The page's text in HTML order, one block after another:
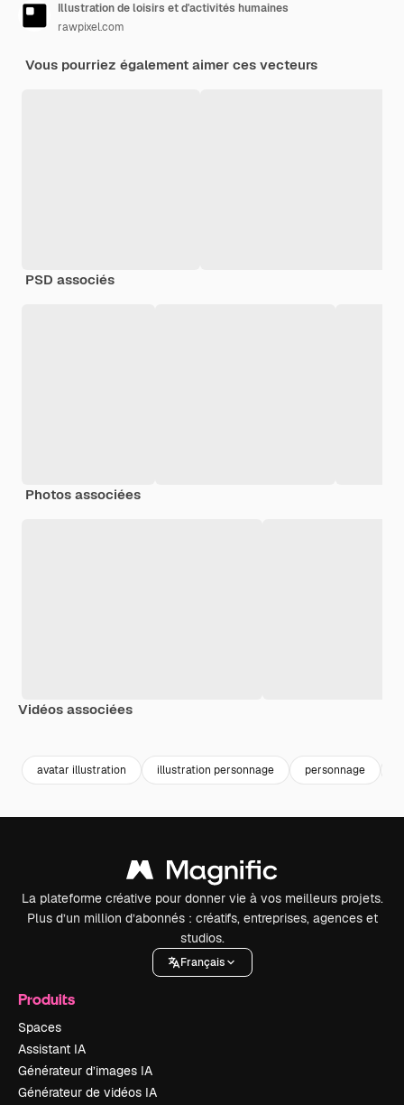
Illustration de loisirs et d'activités humaines
rawpixel.com
Vous pourriez également aimer ces vecteurs
PSD associés
Photos associées
Vidéos associées
avatar illustration illustration personnage personnage
La plateforme créative pour donner vie à vos meilleurs projets.
Plus d’un million d’abonnés : créatifs, entreprises, agences et
studios.
Français
Produits
Spaces
Assistant IA
Générateur d’images IA
Générateur de vidéos IA